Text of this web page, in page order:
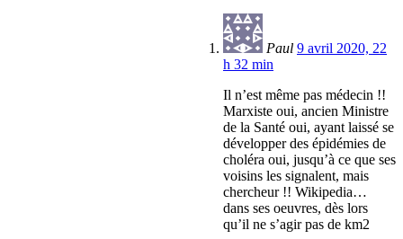
Paul 9 avril 2020, 22
h 32 min
Il n’est même pas médecin !!
Marxiste oui, ancien Ministre
de la Santé oui, ayant laissé se
développer des épidémies de
choléra oui, jusqu’à ce que ses
voisins les signalent, mais
chercheur !! Wikipedia…
dans ses oeuvres, dès lors
qu’il ne s’agir pas de km2